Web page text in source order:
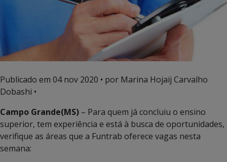
Publicado em 04 nov 2020 • por Marina Hojaij Carvalho
Dobashi •
Campo Grande(MS) – Para quem já concluiu o ensino
superior, tem experiência e está à busca de oportunidades,
verifique as áreas que a Funtrab oferece vagas nesta
semana: